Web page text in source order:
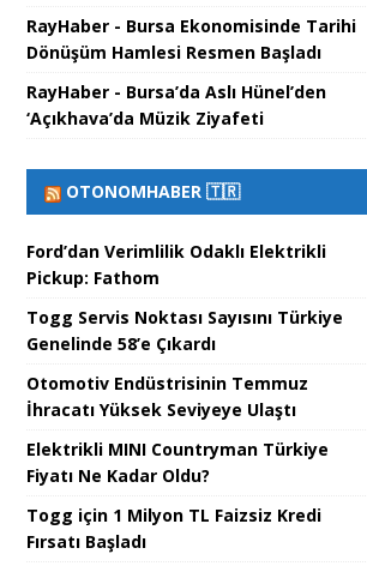
RayHaber - Bursa Ekonomisinde Tarihi
Dönüşüm Hamlesi Resmen Başladı
RayHaber - Bursa’da Aslı Hünel’den
‘Açıkhava’da Müzik Ziyafeti
OTONOMHABER 🇹🇷
Ford’dan Verimlilik Odaklı Elektrikli
Pickup: Fathom
Togg Servis Noktası Sayısını Türkiye
Genelinde 58’e Çıkardı
Otomotiv Endüstrisinin Temmuz
İhracatı Yüksek Seviyeye Ulaştı
Elektrikli MINI Countryman Türkiye
Fiyatı Ne Kadar Oldu?
Togg için 1 Milyon TL Faizsiz Kredi
Fırsatı Başladı